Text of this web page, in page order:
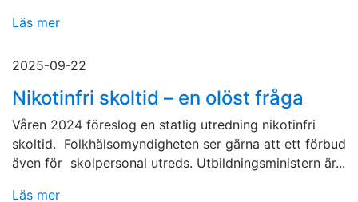
Läs mer
2025-09-22
Nikotinfri skoltid – en olöst fråga
Våren 2024 föreslog en statlig utredning nikotinfri
skoltid. Folkhälsomyndigheten ser gärna att ett förbud
även för skolpersonal utreds. Utbildningsministern är...
Läs mer